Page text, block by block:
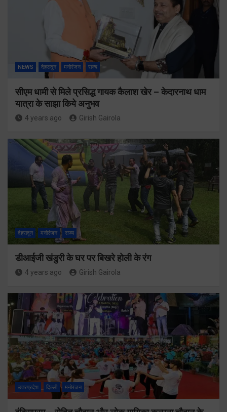
NEWS देहरादून मनोरंजन राज्य
सीएम धामी से मिले प्रसिद्ध गायक कैलाश खेर – केदारनाथ धाम
यात्रा के साझा किये अनुभव
4 years ago Girish Gairola
देहरादून मनोरंजन राज्य
डीआईजी खंडुरी के घर पर बिखरे होली के रंग
4 years ago Girish Gairola
उत्तरप्रदेश दिल्ली मनोरंजन